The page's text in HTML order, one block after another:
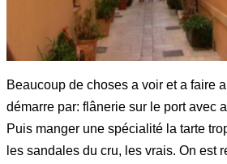
Beaucoup de choses a voir et a faire
démarre par: flânerie sur le port avec
Puis manger une spécialité la tarte
les sandales du cru, les vrais. On est